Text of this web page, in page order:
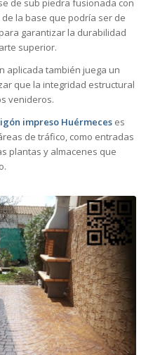
de sub piedra fusionada con
la base que podría ser de
garantizar la durabilidad
superior.
aplicada también juega un
que la integridad estructural
venideros.
impreso Huérmeceses
de tráfico, como entradas
plantas y almacenes que